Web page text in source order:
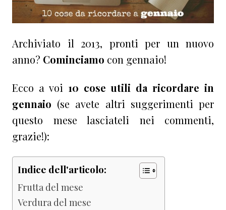
Archiviato il 2013, pronti per un nuovo
anno? Cominciamo con gennaio!
Ecco a voi 10 cose utili da ricordare in
gennaio (se avete altri suggerimenti per
questo mese lasciateli nei commenti,
grazie!):
Indice dell'articolo:
Frutta del mese
Verdura del mese